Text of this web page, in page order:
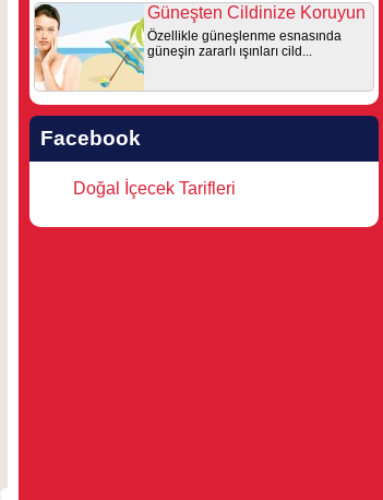
Güneşten Cildinize Koruyun
Özellikle güneşlenme esnasında
güneşin zararlı ışınları cild...
Facebook
Doğal İçecek Tarifleri